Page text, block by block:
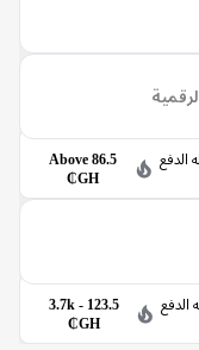
Above 86.5
GH₵
123.5 - 3.7k
GH₵